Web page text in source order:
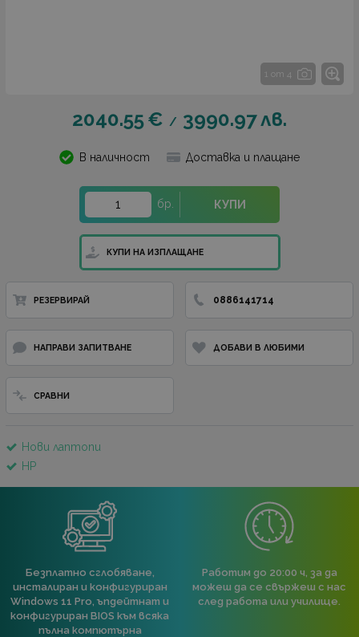
1 от 4
2040.55€ / 3990.97лв.
В наличност Доставка и плащане
бр. КУПИ
КУПИ НА ИЗПЛАЩАНЕ
РЕЗЕРВИРАЙ 0886141714
НАПРАВИ ЗАПИТВАНЕ ДОБАВИ В ЛЮБИМИ
СРАВНИ
Нови лаптопи
HP
Безплатно сглобяване,
инсталиран и конфигуриран
Windows 11 Pro, ъпдейтнат и
конфигуриран BIOS към всяка
пълна компютърна
Работим до 20:00 ч, за да
можеш да се свържеш с нас
след работа или училище.